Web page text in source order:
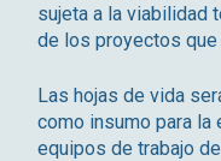
sujeta a la viabilidad
de los proyectos que
Las hojas de vida
como insumo para la
equipos de trabajo